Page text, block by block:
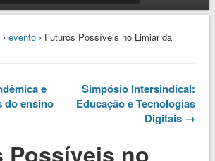
› evento› Futuros Possíveis no Limiar da
e
do ensino
Simpósio Intersindical:
Educação e Tecnologias
Digitais →
Possíveis no